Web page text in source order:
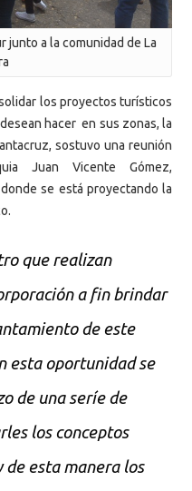
junto a la comunidad de La
los proyectos turísticos
hacer en sus zonas, la
sostuvo una reunión
Juan Vicente Gómez,
se está proyectando la
que realizan
a fin brindar
de este
esta oportunidad se
de una seríe de
los conceptos
de esta manera los